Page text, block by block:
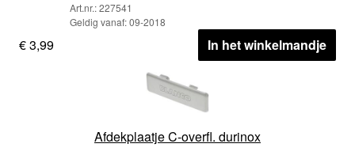
Art.nr.: 227541
Geldig vanaf: 09-2018
€ 3,99 In het winkelmandje
Afdekplaatje C-overfl. durinox